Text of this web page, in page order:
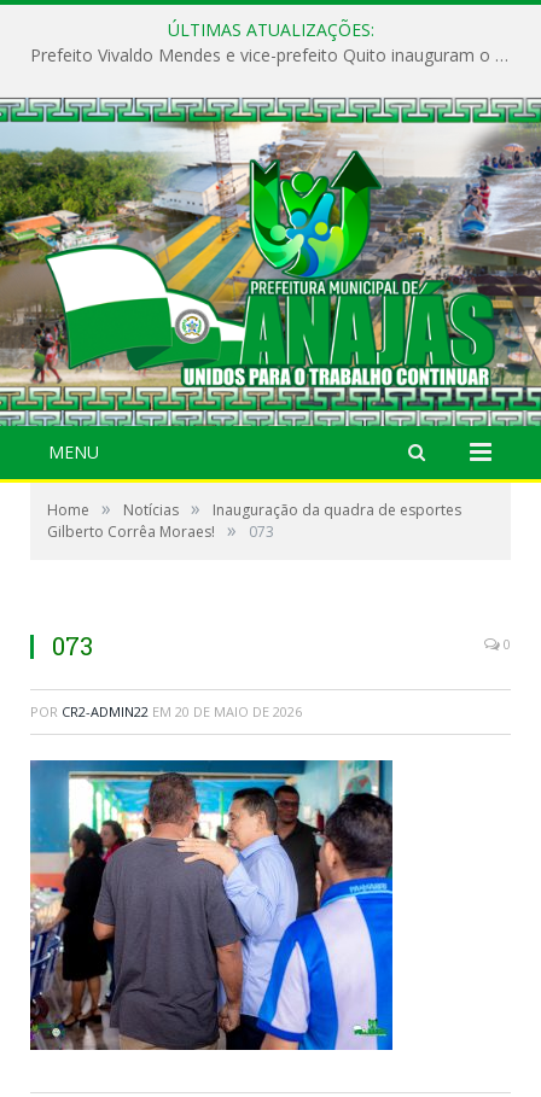
ÚLTIMAS ATUALIZAÇÕES:
Prefeito Vivaldo Mendes e vice-prefeito Quito inauguram o CAPS e fortalecem a saúde pública em Anajás.
MENU
Home » Notícias »
Inauguração da quadra de esportes
Gilberto Corrêa Moraes!
» 073
073 0
POR CR2-ADMIN22 EM 20 DE MAIO DE 2026